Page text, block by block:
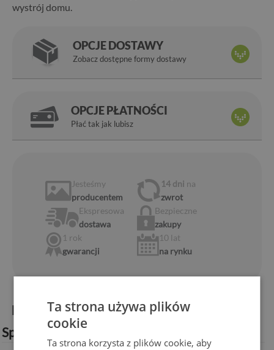
wystrój domu.
OPCJE DOSTAWY
Zobacz dostępne formy dostawy
OPCJE PŁATNOŚCI
Płać tak jak lubisz
Jesteśmy
producentem
14 dni na
zwrot
Ekspresowa
dostawa
Bezpieczne
zakupy
1 rok
gwarancji
10 lat
na rynku
Informacje o produkcie:
Specyfikacja techniczna:
Ta strona używa plików
cookie
Ta strona korzysta z plików cookie, aby